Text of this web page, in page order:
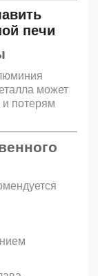
печи
может
потерям